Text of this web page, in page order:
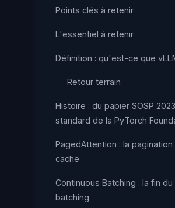
Points clés à retenir
L'essentiel à retenir
Définition : qu'est-ce que
Retour terrain
Histoire : du papier SOSP
standard de la PyTorch
PagedAttention : la pagination
cache
Continuous Batching : la fin
batching